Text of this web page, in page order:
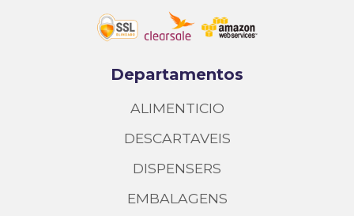
Departamentos
ALIMENTICIO
DESCARTAVEIS
DISPENSERS
EMBALAGENS